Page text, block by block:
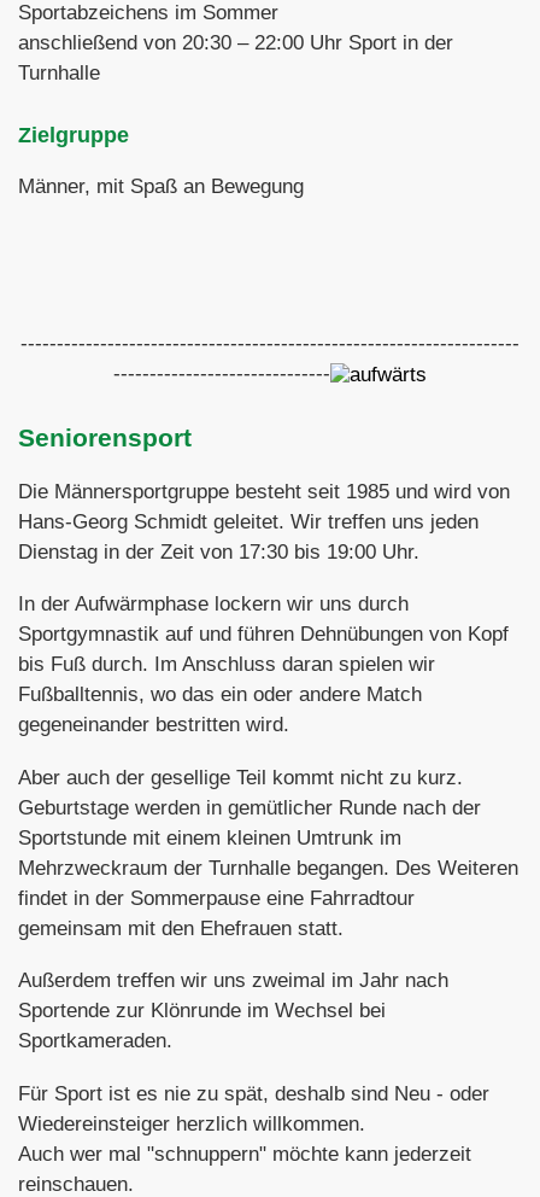
Sportabzeichens im Sommer
anschließend von 20:30 – 22:00 Uhr Sport in der
Turnhalle
Zielgruppe
Männer, mit Spaß an Bewegung
---------------------------------------------------------------------
------------------------------
Seniorensport
Die Männersportgruppe besteht seit 1985 und wird von
Hans-Georg Schmidt geleitet. Wir treffen uns jeden
Dienstag in der Zeit von 17:30 bis 19:00 Uhr.
In der Aufwärmphase lockern wir uns durch
Sportgymnastik auf und führen Dehnübungen von Kopf
bis Fuß durch. Im Anschluss daran spielen wir
Fußballtennis, wo das ein oder andere Match
gegeneinander bestritten wird.
Aber auch der gesellige Teil kommt nicht zu kurz.
Geburtstage werden in gemütlicher Runde nach der
Sportstunde mit einem kleinen Umtrunk im
Mehrzweckraum der Turnhalle begangen. Des Weiteren
findet in der Sommerpause eine Fahrradtour
gemeinsam mit den Ehefrauen statt.
Außerdem treffen wir uns zweimal im Jahr nach
Sportende zur Klönrunde im Wechsel bei
Sportkameraden.
Für Sport ist es nie zu spät, deshalb sind Neu - oder
Wiedereinsteiger herzlich willkommen.
Auch wer mal "schnuppern" möchte kann jederzeit
reinschauen.